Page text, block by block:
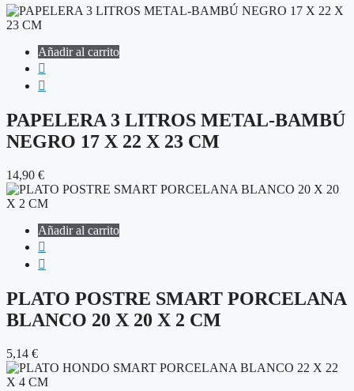
Añadir al carrito
PAPELERA 3 LITROS METAL-BAMBÚ
NEGRO 17 X 22 X 23 CM
14,90 €
Añadir al carrito
PLATO POSTRE SMART PORCELANA
BLANCO 20 X 20 X 2 CM
5,14 €